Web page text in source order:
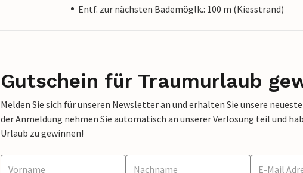
Entf. zur nächsten Bademöglk.: 100 m (Kiesstrand)
Gutschein für Traumurlaub
Melden Sie sich für unseren Newsletter an und erhalten Sie unsere
der Anmeldung nehmen Sie automatisch an unserer Verlosung teil und
Urlaub zu gewinnen!